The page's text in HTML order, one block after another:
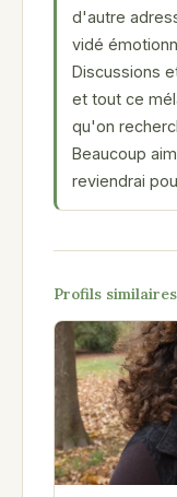
d'autre
vidé
Discussions
et tout ce
qu'on
Beaucoup
reviendrai
Profils